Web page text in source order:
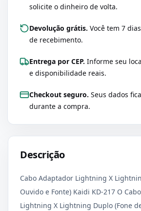
solicite o dinheiro de volta.
Devolução grátis. Você tem 7
de recebimento.
Entrega por CEP. Informe seu
e disponibilidade reais.
Checkout seguro. Seus dados
durante a compra.
Descrição
Cabo Adaptador Lightning X
Ouvido e Fonte) Kaidi KD-217 O
Lightning X Lightning Duplo (Fone